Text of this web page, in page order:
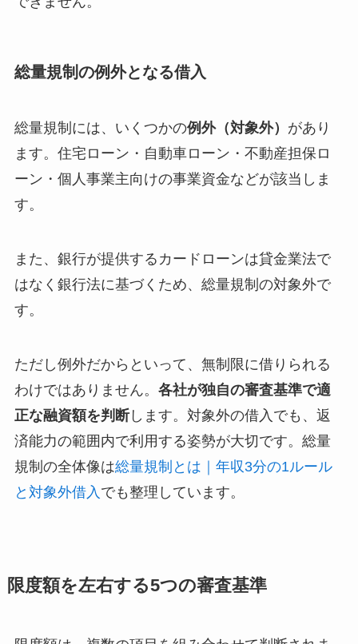
総量規制の例外となる借入
総量規制には、いくつかの例外（対象外） があり
ます。住宅ローン・自動車ローン・不動産担保ロ
ーン・個人事業主向けの事業資金などが該当しま
す。
また、銀行が提供するカードローンは貸金業法で
はなく銀行法に基づくため、総量規制の対象外で
す。
ただし例外だからといって、無制限に借りられる
わけではありません。 各社が独自の審査基準で適
正な融資額を判断します。対象外の借入でも、返
済能力の範囲内で利用する姿勢が大切です。総量
規制の全体像は総量規制とは｜年収3分の1ルール
と対象外借入 でも整理しています。
限度額を左右する5つの審査基準